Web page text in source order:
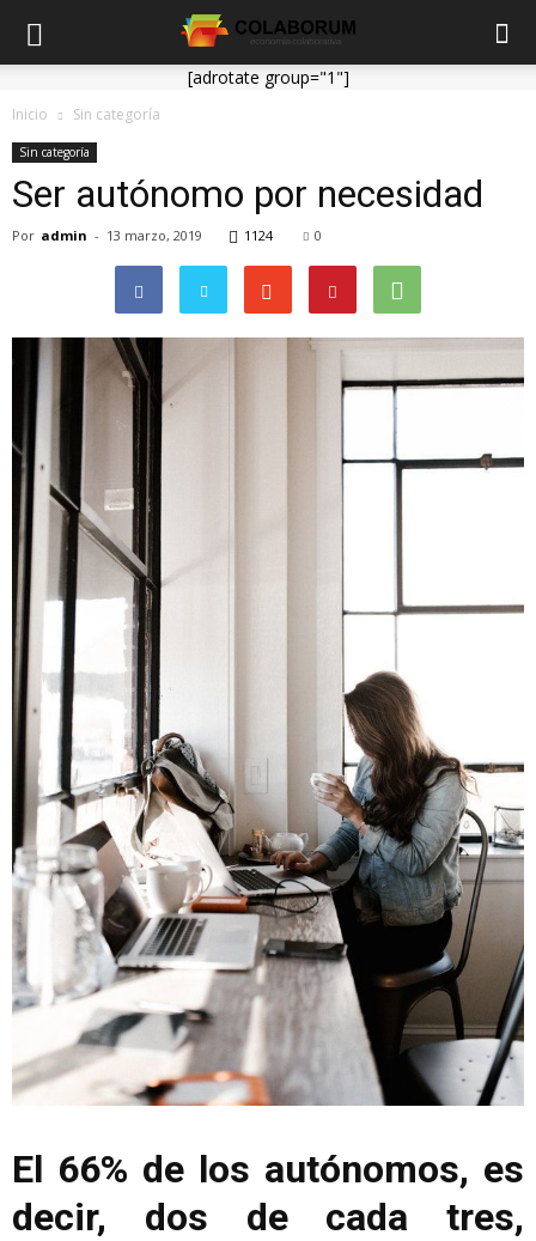
[adrotate group="1"]
Inicio Sin categoría
Sin categoría
Ser autónomo por necesidad
Por admin - 13 marzo, 2019 1124 0
El 66% de los autónomos, es
decir, dos de cada tres,